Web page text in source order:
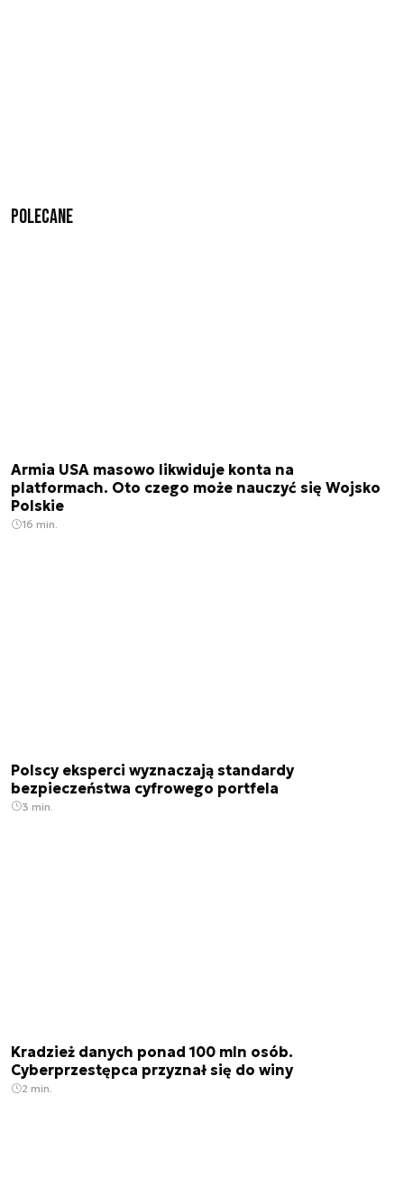
Polecane
Armia USA masowo likwiduje konta na
platformach. Oto czego może nauczyć się Wojsko
Polskie
16 min.
Polscy eksperci wyznaczają standardy
bezpieczeństwa cyfrowego portfela
3 min.
Kradzież danych ponad 100 mln osób.
Cyberprzestępca przyznał się do winy
2 min.